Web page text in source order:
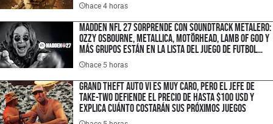
hace 4 horas
Madden NFL 27 sorprende con soundtrack metalero:
Ozzy Osbourne, Metallica, Motörhead, Lamb of God y
más grupos están en la lista del juego de futbol
americano
hace 5 horas
Grand Theft Auto VI es muy caro, pero el jefe de
Take-Two defiende el precio de hasta $100 USD y
explica cuánto costarán sus próximos juegos